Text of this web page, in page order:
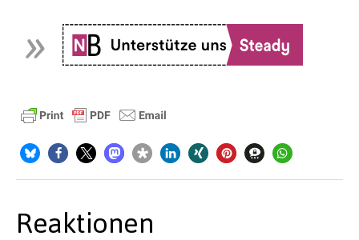
Reaktionen